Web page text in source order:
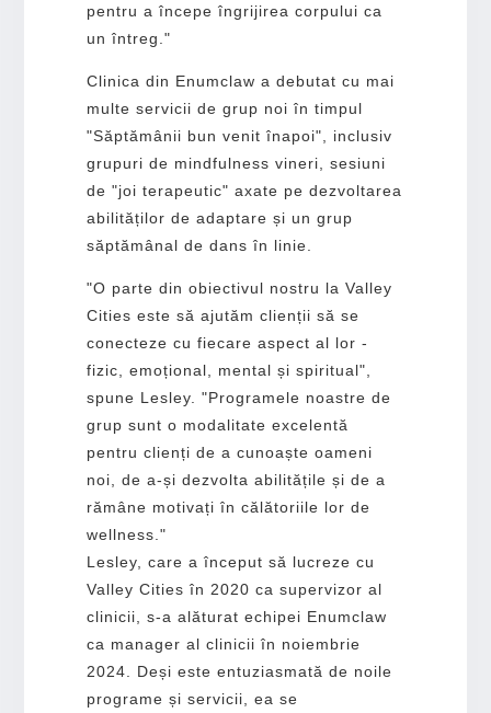
pentru a începe îngrijirea corpului ca
un întreg."
Clinica din Enumclaw a debutat cu mai
multe servicii de grup noi în timpul
"Săptămânii bun venit înapoi", inclusiv
grupuri de mindfulness vineri, sesiuni
de "joi terapeutic" axate pe dezvoltarea
abilităților de adaptare și un grup
săptămânal de dans în linie.
"O parte din obiectivul nostru la Valley
Cities este să ajutăm clienții să se
conecteze cu fiecare aspect al lor -
fizic, emoțional, mental și spiritual",
spune Lesley. "Programele noastre de
grup sunt o modalitate excelentă
pentru clienți de a cunoaște oameni
noi, de a-și dezvolta abilitățile și de a
rămâne motivați în călătoriile lor de
wellness."
Lesley, care a început să lucreze cu
Valley Cities în 2020 ca supervizor al
clinicii, s-a alăturat echipei Enumclaw
ca manager al clinicii în noiembrie
2024. Deși este entuziasmată de noile
programe și servicii, ea se